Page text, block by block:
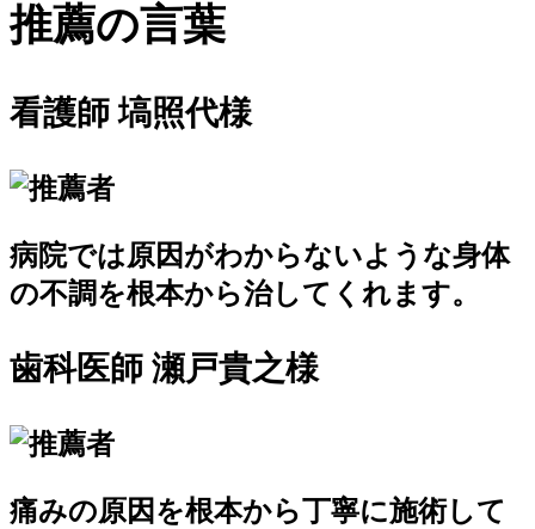
推薦の言葉
看護師 塙照代様
病院では原因がわからないような身体
の不調を根本から治してくれます。
歯科医師 瀬戸貴之様
痛みの原因を根本から丁寧に施術して